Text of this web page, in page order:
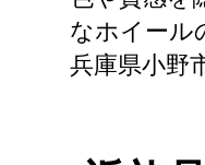
なホイール
兵庫県小野